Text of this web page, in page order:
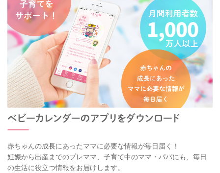
赤ちゃんの成長にあったママに必要な情報が毎日届く！
妊娠から出産までのプレママ、子育て中のママ・パパにも、毎日
の生活に役立つ情報をお届けします。